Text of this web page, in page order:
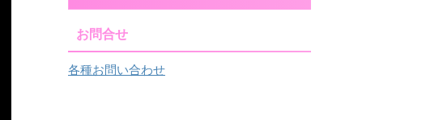
お問合せ
各種お問い合わせ